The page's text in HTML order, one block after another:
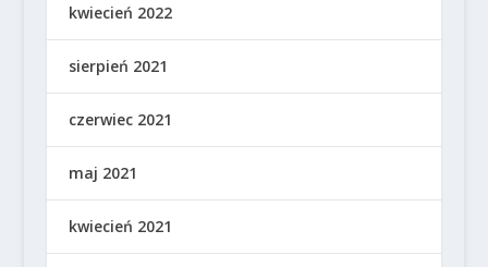
kwiecień 2022
sierpień 2021
czerwiec 2021
maj 2021
kwiecień 2021